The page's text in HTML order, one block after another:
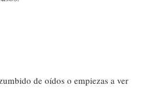
de oídos o empiezas a ver